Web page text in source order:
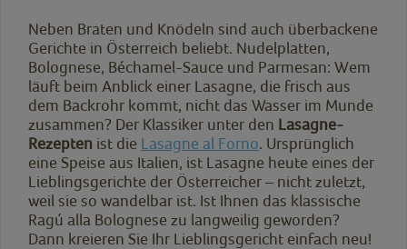
Neben Braten und Knödeln sind auch überbackene
Gerichte in Österreich beliebt. Nudelplatten,
Bolognese, Béchamel-Sauce und Parmesan: Wem
läuft beim Anblick einer Lasagne, die frisch aus
dem Backrohr kommt, nicht das Wasser im Munde
zusammen? Der Klassiker unter den Lasagne-
Rezepten ist die Lasagne al Forno. Ursprünglich
eine Speise aus Italien, ist Lasagne heute eines der
Lieblingsgerichte der Österreicher – nicht zuletzt,
weil sie so wandelbar ist. Ist Ihnen das klassische
Ragú alla Bolognese zu langweilig geworden?
Dann kreieren Sie Ihr Lieblingsgericht einfach neu!